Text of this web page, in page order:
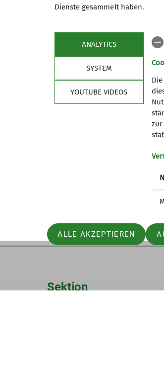
Drei Tage im Donautal
Startseite
Die IG Klettern Donautal
Übernachtungsmöglichkeit
Die IG Klettern Donautal
donautal.de/de/aktuelles/
Sektion
Dienste gesammelt haben.
ANALYTICS
SYSTEM
YOUTUBE VIDEOS
zur
ALLE AKZEPTIEREN